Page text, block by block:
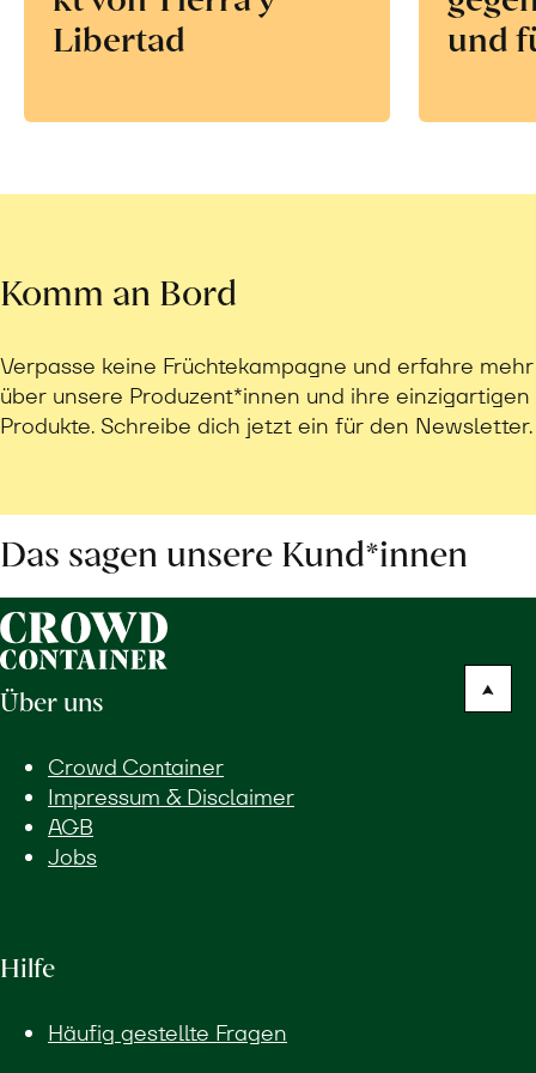
Libertad
und
Komm an Bord
Verpasse keine Früchtekampagne und erfahre mehr
über unsere Produzent*innen und ihre einzigartigen
Produkte. Schreibe dich jetzt ein für den Newsletter.
Das sagen unsere Kund*innen
Über uns
Crowd Container
Impressum & Disclaimer
AGB
Jobs
Hilfe
Häufig gestellte Fragen